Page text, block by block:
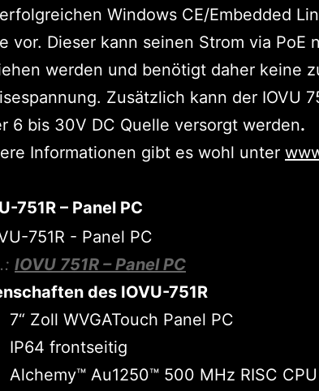
Windows CE/Embedded
vor. Dieser kann seinen Strom via PoE
werden und benötigt daher keine
Zusätzlich kann der IOVU
6 bis 30V DC Quelle versorgt werden.
Informationen gibt es wohl unter
751R – Panel PC
IOVU 751R – Panel PC
des IOVU-751R
7“ Zoll WVGATouch Panel PC
IP64 frontseitig
Alchemy™ Au1250™ 500 MHz RISC CPU